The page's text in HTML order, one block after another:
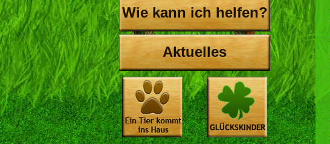
Wie kann ich helfen?
Aktuelles